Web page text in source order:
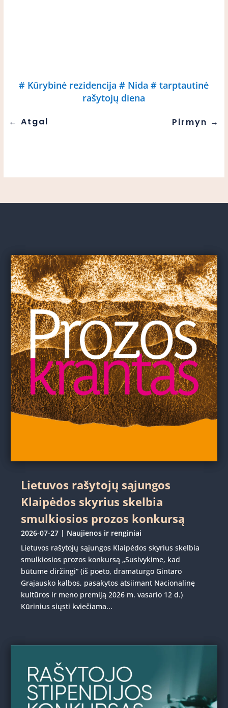
# Kūrybinė rezidencija # Nida #tarptautinė
rašytojų diena
← Atgal Pirmyn →
Lietuvos rašytojų sąjungos
Klaipėdos skyrius skelbia
smulkiosios prozos konkursą
2026-07-27 | Naujienos ir renginiai
Lietuvos rašytojų sąjungos Klaipėdos skyrius skelbia
smulkiosios prozos konkursą „Susivykime, kad
būtume diržingi“ (iš poeto, dramaturgo Gintaro
Grajausko kalbos, pasakytos atsiimant Nacionalinę
kultūros ir meno premiją 2026 m. vasario 12 d.)
Kūrinius siųsti kviečiama...